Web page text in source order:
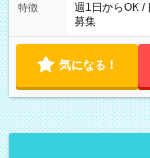
特徴
週1日からOK /
募集
気になる！